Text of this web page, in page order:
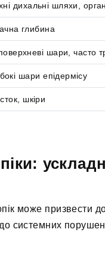
дихальні шляхи,
глибина
шари, часто
шари епідермісу
шкіри
може призвести
системних